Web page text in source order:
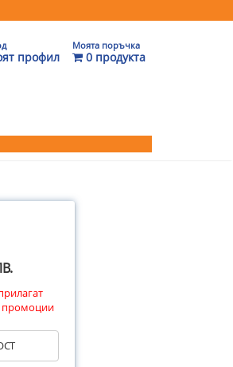
профил
Моята поръчка
0 продукта
промоции